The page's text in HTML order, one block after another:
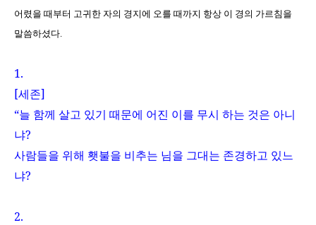
어렸을 때부터 고귀한 자의 경지에 오를 때까지 항상 이 경의 가르침을
말씀하셨다.
1.
[세존]
“늘 함께 살고 있기 때문에 어진 이를 무시 하는 것은 아니
냐?
사람들을 위해 횃불을 비추는 님을 그대는 존경하고 있느
냐?
2.